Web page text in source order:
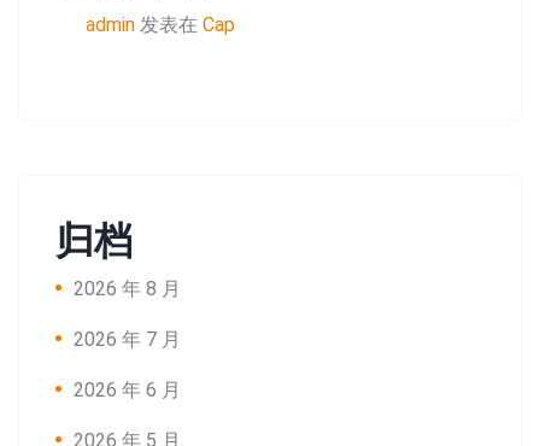
admin 发表在 Cap
归档
2026 年 8 月
2026 年 7 月
2026 年 6 月
2026 年 5 月